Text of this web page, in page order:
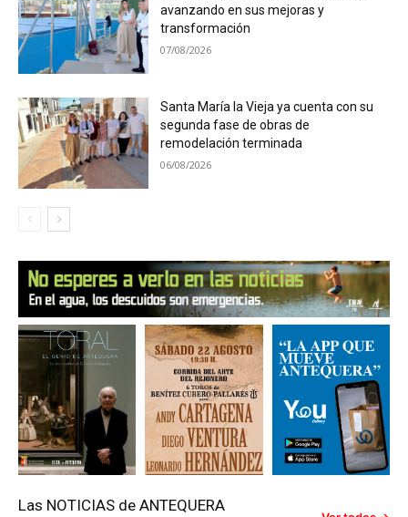
avanzando en sus mejoras y
transformación
07/08/2026
Santa María la Vieja ya cuenta con su
segunda fase de obras de
remodelación terminada
06/08/2026
Las NOTICIAS de ANTEQUERA